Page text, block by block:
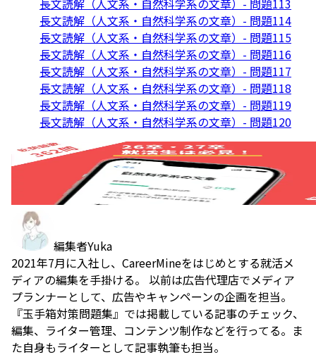
長文読解（人文系・自然科学系の文章）- 問題113
長文読解（人文系・自然科学系の文章）- 問題114
長文読解（人文系・自然科学系の文章）- 問題115
長文読解（人文系・自然科学系の文章）- 問題116
長文読解（人文系・自然科学系の文章）- 問題117
長文読解（人文系・自然科学系の文章）- 問題118
長文読解（人文系・自然科学系の文章）- 問題119
長文読解（人文系・自然科学系の文章）- 問題120
編集者Yuka
2021年7月に入社し、CareerMineをはじめとする就活メ
ディアの編集を手掛ける。 以前は広告代理店でメディア
プランナーとして、広告やキャンペーンの企画を担当。
『玉手箱対策問題集』では掲載している記事のチェック、
編集、ライター管理、コンテンツ制作などを行ってる。ま
た自身もライターとして記事執筆も担当。